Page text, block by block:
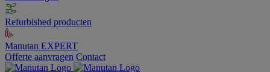
Refurbished producten
Manutan EXPERT
Offerte aanvragen Contact